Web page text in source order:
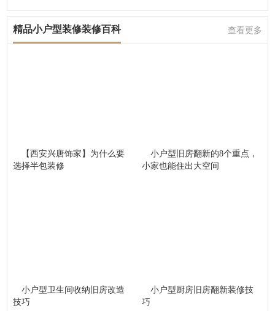
精品小户型装修装修百科 查看更多
【西安兴唐饰家】为什么要
选择半包装修
小户型旧房翻新的8个重点，
小家也能住出大空间
小户型卫生间收纳旧房改造
技巧
小户型厨房旧房翻新装修技
巧